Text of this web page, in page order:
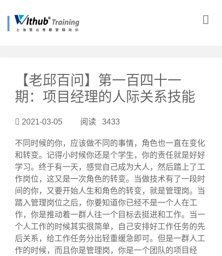
【老邱百问】第一百四十一
期：项目经理的人际关系技能
2021-03-05 阅读 3433
不同时候的你，应该做不同的事情，角色也一直在变化
和转变。记得小时候你还是个学生，你的责任就是好好
学习。终于有一天，感觉自己成为大人，然后踏上了工
作岗位，这又是一次角色的转变。当做技术有了一段时
间的你，又要开始人生和角色的转变，就是管理岗。当
踏入管理岗位之后，你要知道你已经不是一个人在工
作，你是推动着一群人往一个目标去挺进和工作。当一
个人工作的时候其实很简单，自己安排好工作任务的先
后关系，给工作任务分出轻重缓急即可。但是一群人工
作的时候，而且你是管理岗，你是一个团队的项目经